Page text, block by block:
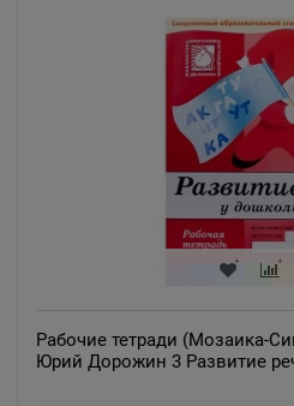
Рабочие тетради (Мозаика-
Юрий Дорожин 3 Развитие